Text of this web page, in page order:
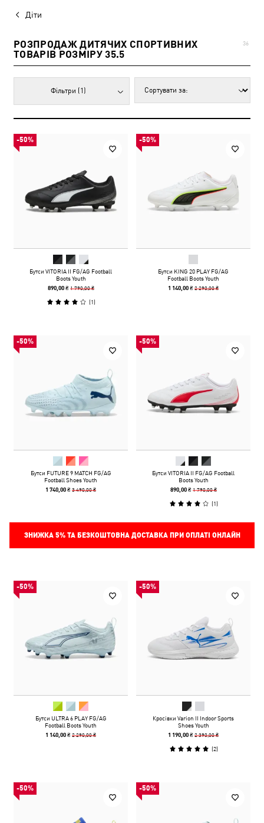
Діти
РОЗПРОДАЖ ДИТЯЧИХ СПОРТИВНИХ
ТОВАРІВ РОЗМІРУ 35.5
36
Фільтри (1)
-50%
Бутси VITORIA II FG/AG Football
Boots Youth
890,00 ₴ 1 790,00 ₴
(1)
-50%
Бутси KING 20 PLAY FG/AG
Football Boots Youth
1 140,00 ₴2 290,00 ₴
-50%
Бутси FUTURE 9 MATCH FG/AG
Football Shoes Youth
1 740,00 ₴3 490,00 ₴
-50%
Бутси VITORIA II FG/AG Football
Boots Youth
890,00 ₴ 1 790,00 ₴
(1)
ЗНИЖКА 5%ТА БЕЗКОШТОВНА ДОСТАВКА ПРИ ОПЛАТІ ОНЛАЙН
-50%
Бутси ULTRA 6 PLAY FG/AG
Football Boots Youth
1 140,00 ₴2 290,00 ₴
-50%
Кросівки Varion II Indoor Sports
Shoes Youth
1 190,00 ₴2 390,00 ₴
(2)
-50% -50%